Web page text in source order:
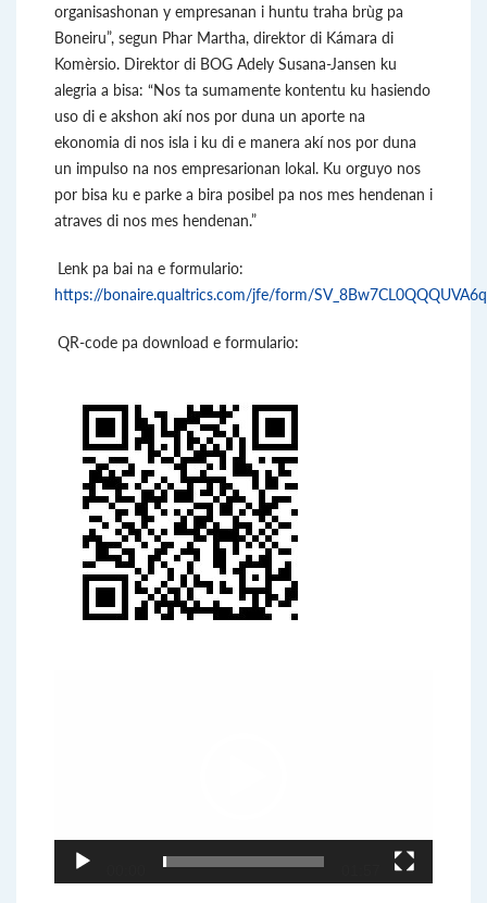
organisashonan y empresanan i huntu traha brùg pa
Boneiru”, segun Phar Martha, direktor di Kámara di
Komèrsio. Direktor di BOG Adely Susana-Jansen ku
alegria a bisa: “Nos ta sumamente kontentu ku hasiendo
uso di e akshon akí nos por duna un aporte na
ekonomia di nos isla i ku di e manera akí nos por duna
un impulso na nos empresarionan lokal. Ku orguyo nos
por bisa ku e parke a bira posibel pa nos mes hendenan i
atraves di nos mes hendenan.”
Lenk pa bai na e formulario:
https://bonaire.qualtrics.com/jfe/form/SV_8Bw7CL0QQQUVA6q
QR-code pa download e formulario: